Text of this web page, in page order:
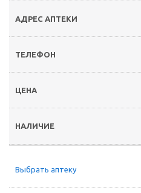
Выбрать аптеку